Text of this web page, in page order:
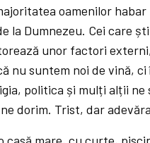
oamenilor
la Dumnezeu. Cei care
unor factori
nu suntem noi de vină,
politica și mulți alții
dorim. Trist, dar
casă mare, cu curte,